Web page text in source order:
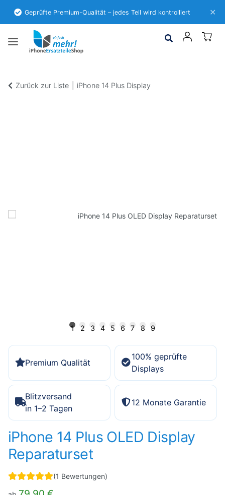
Geprüfte Premium-Qualität – jedes Teil wird kontrolliert ✕
Zurück zur Liste iPhone 14 Plus Display
1 2 3 4 5 6 7 8 9
Premium Qualität
100% geprüfte
Displays
Blitzversand
in 1–2 Tagen
12 Monate Garantie
iPhone 14 Plus OLED Display
Reparaturset
(1 Bewertungen)